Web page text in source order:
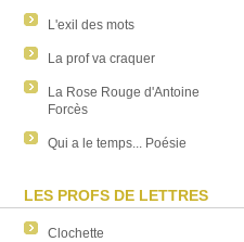
L'exil des mots
La prof va craquer
La Rose Rouge d'Antoine
Forcès
Qui a le temps... Poésie
LES PROFS DE LETTRES
Clochette